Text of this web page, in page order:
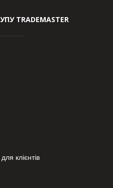
TRADEMASTER
клієнтів